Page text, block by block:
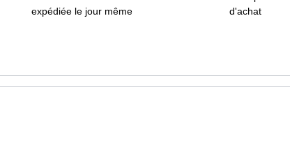
expédiée le jour même
d'achat